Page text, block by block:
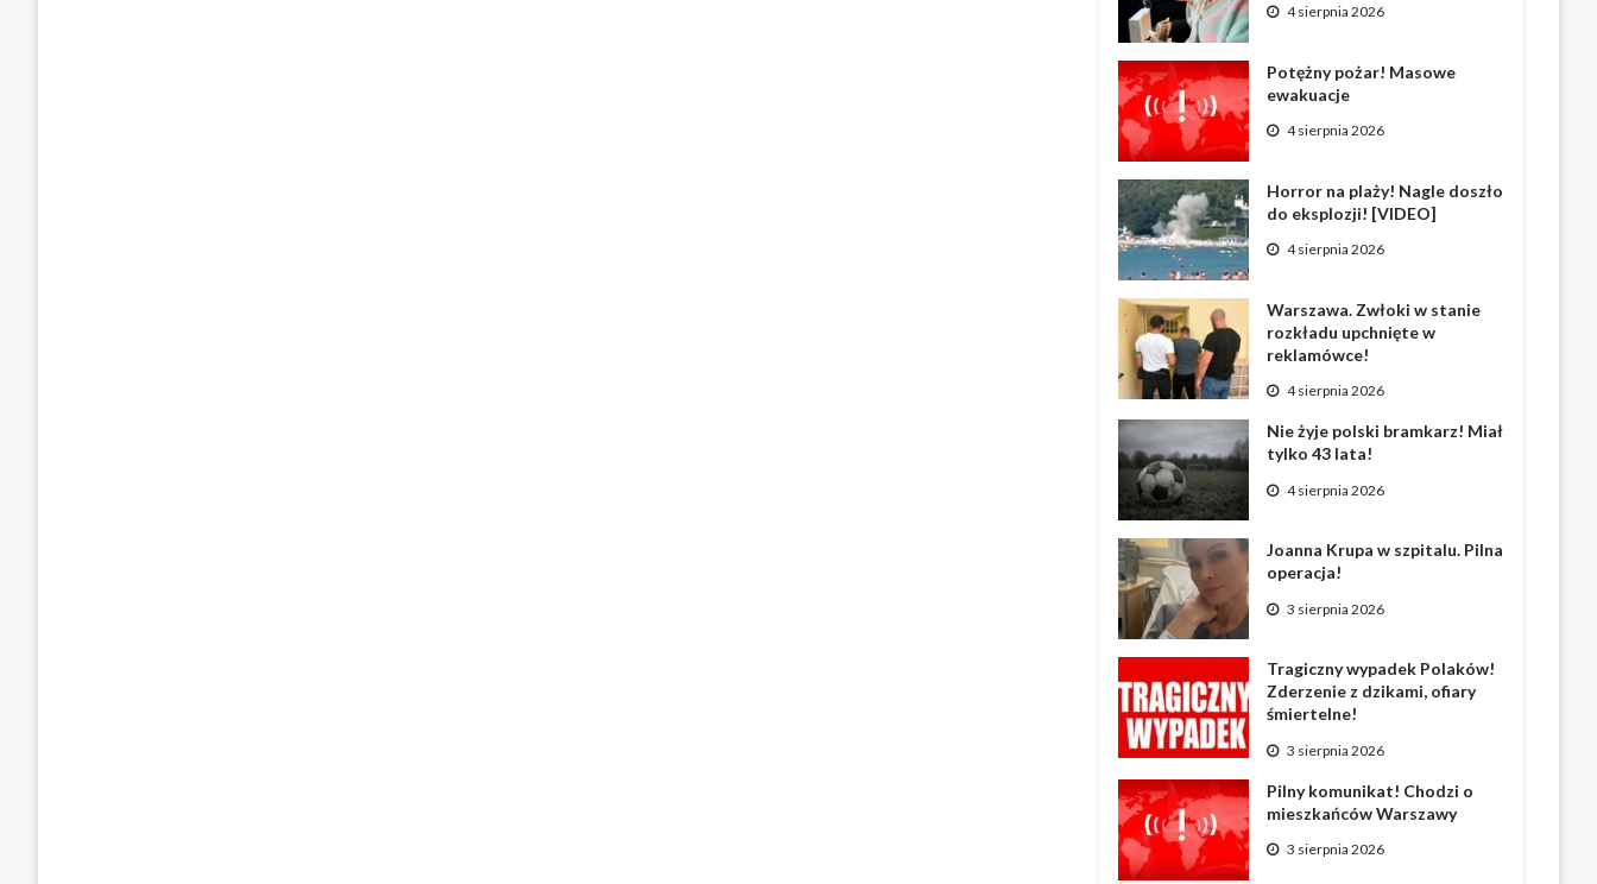
4 sierpnia 2026
Potężny pożar! Masowe
ewakuacje
4 sierpnia 2026
Horror na plaży! Nagle doszło
do eksplozji! [VIDEO]
4 sierpnia 2026
Warszawa. Zwłoki w stanie
rozkładu upchnięte w
reklamówce!
4 sierpnia 2026
Nie żyje polski bramkarz! Miał
tylko 43 lata!
4 sierpnia 2026
Joanna Krupa w szpitalu. Pilna
operacja!
3 sierpnia 2026
Tragiczny wypadek Polaków!
Zderzenie z dzikami, ofiary
śmiertelne!
3 sierpnia 2026
Pilny komunikat! Chodzi o
mieszkańców Warszawy
3 sierpnia 2026